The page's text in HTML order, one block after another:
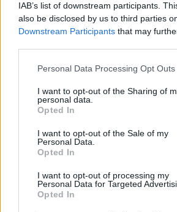
IAB’s list of downstream participants.
also be disclosed by us to third parties
Downstream Participants that may
Please note that this website/app uses
not limited to your visit or usage
grant or deny consent to Google and its
use your data for below specified
consent section.
Personal Data Processing Opt Outs
I want to opt-out of the Sharing of
personal data.
Opted In
I want to opt-out of the Sale of my
Personal Data.
Opted In
I want to opt-out of processing my
Personal Data for Targeted
Opted In
sue condizioni
Il team ufficiale Honda ha reso noti i
all'omero destro svolto dall'otto volte
Madrid.
Redazione Sport Magazine · 14 Gen 2021
MOTORI